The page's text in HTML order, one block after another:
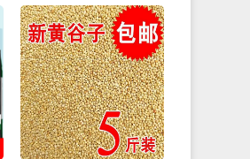
孵化大红新卵观赏鱼饲料
七彩神仙鱼-虾饲料(墨旅
旗舰店仅售17元)